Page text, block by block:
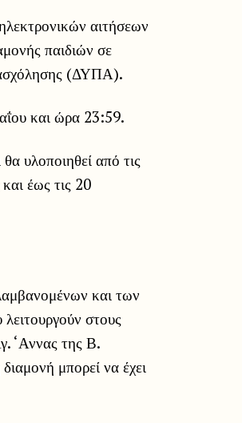
αιτήσεων
παιδιών σε
(ΔΥΠΑ).
και ώρα 23:59.
υλοποιηθεί από τις
έως τις 20
και των
στους
‘Αννας της Β.
μπορεί να έχει